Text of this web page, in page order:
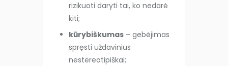
rizikuoti daryti tai, ko nedarė
kiti;
kūrybiškumas – gebėjimas
spręsti uždavinius
nestereotipiškai;